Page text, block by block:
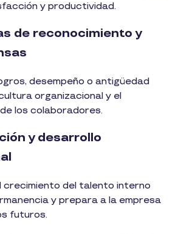
y productividad.
de reconocimiento y
desempeño o antigüedad
organizacional y el
los colaboradores.
y desarrollo
crecimiento del talento interno
y prepara a la empresa
futuros.